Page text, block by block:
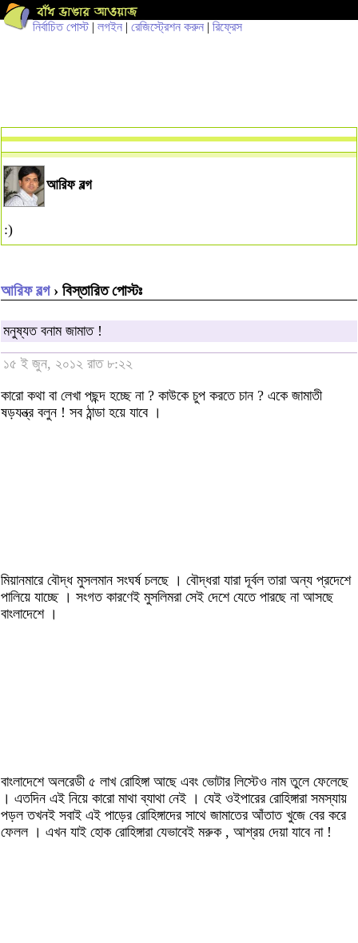
নির্বাচিত পোস্ট| লগইন | রেজিস্ট্রেশন করুন | রিফ্রেস
আরিফ বল্গ
:)
আরিফ বল্গ› বিস্তারিত পোস্টঃ
মনুষ্যত বনাম জামাত !
১৫ ই জুন, ২০১২ রাত ৮:২২
কারো কথা বা লেখা পছন্দ হচ্ছে না ? কাউকে চুপ করতে চান ? একে জামাতী
ষড়যন্ত্র বলুন ! সব ঠান্ডা হয়ে যাবে ।
মিয়ানমারে বৌদ্ধ মুসলমান সংঘর্ষ চলছে । বৌদ্ধরা যারা দূর্বল তারা অন্য প্রদেশে
পালিয়ে যাচ্ছে । সংগত কারণেই মুসলিমরা সেই দেশে যেতে পারছে না আসছে
বাংলাদেশে ।
বাংলাদেশে অলরেডী ৫ লাখ রোহিঙ্গা আছে এবং ভোটার লিস্টেও নাম তুলে ফেলেছে
। এতদিন এই নিয়ে কারো মাথা ব্যাথা নেই । যেই ওইপারের রোহিঙ্গারা সমস্যায়
পড়ল তখনই সবাই এই পাড়ের রোহিঙ্গাদের সাথে জামাতের আঁতাত খুজে বের করে
ফেলল । এখন যাই হোক রোহিঙ্গারা যেভাবেই মরুক , আশ্রয় দেয়া যাবে না !